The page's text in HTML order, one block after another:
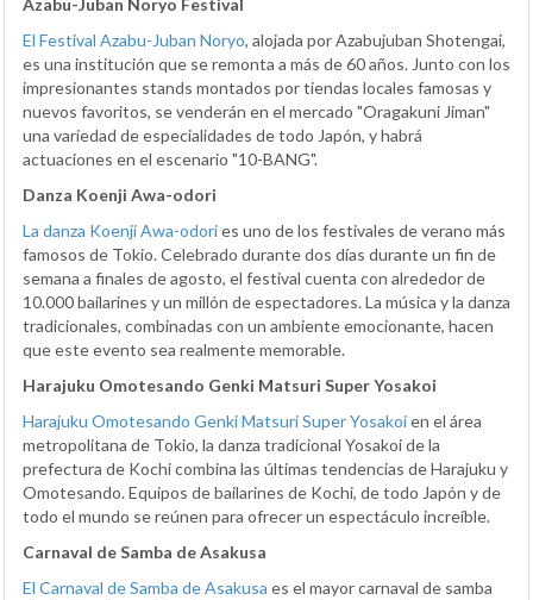
Azabu-Juban Noryo Festival
El Festival Azabu-Juban Noryo, alojada por Azabujuban Shotengai,
es una institución que se remonta a más de 60 años. Junto con los
impresionantes stands montados por tiendas locales famosas y
nuevos favoritos, se venderán en el mercado "Oragakuni Jiman"
una variedad de especialidades de todo Japón, y habrá
actuaciones en el escenario "10-BANG".
Danza Koenji Awa-odori
La danza Koenji Awa-odories uno de los festivales de verano más
famosos de Tokio. Celebrado durante dos días durante un fin de
semana a finales de agosto, el festival cuenta con alrededor de
10.000 bailarines y un millón de espectadores. La música y la danza
tradicionales, combinadas con un ambiente emocionante, hacen
que este evento sea realmente memorable.
Harajuku Omotesando Genki Matsuri Super Yosakoi
Harajuku Omotesando Genki Matsuri Super Yosakoien el área
metropolitana de Tokio, la danza tradicional Yosakoi de la
prefectura de Kochi combina las últimas tendencias de Harajuku y
Omotesando. Equipos de bailarines de Kochi, de todo Japón y de
todo el mundo se reúnen para ofrecer un espectáculo increíble.
Carnaval de Samba de Asakusa
El Carnaval de Samba de Asakusa es el mayor carnaval de samba